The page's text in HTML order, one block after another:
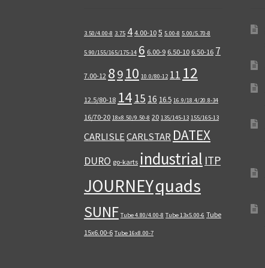
3.50/4.00-8 3.75 4 4.00-10 5 5.00-8 5.00/5.70-8
5.90/155/165/175-14 6 6.00-9 6.50-10 6.50-16 7
7.00-12 8910 10.0/80-12 11 12
12.5/80-18 14 15 16 16.5 16.9/18.4/20.8-34
16/70-20 18x8.50/9.50-8 20 135/145-13 155/165-13
CARLISLECARLSTAR DATEX
DURO go-karts industrial ITP
JOURNEYquads
SUNF Tube 4.80/4.00-8 Tube 13x5.00-6 Tube
15x6.00-6 Tube 16x8.00-7